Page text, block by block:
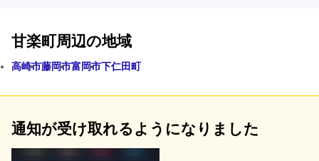
甘楽町周辺の地域
高崎市藤岡市富岡市下仁田町
通知が受け取れるようになりました